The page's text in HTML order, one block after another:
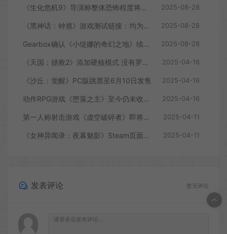
《生化危机9》导演称整体恐怖程度将进一步提升 2025-08-28
《黑神话：钟馗》游戏测试链接：均为骗子 2025-08-28
Gearbox确认《小缇娜的奇幻之地》续作正在开发中 2025-08-28
《天国：拯救2》添加硬核模式 没有罗盘和快速旅行 2025-04-16
《沙丘：觉醒》PC版跳票至6月10日发售 2025-04-16
动作RPG游戏《堕落之主》至今仍未收回成本 2025-04-16
第一人称射击游戏《虚空破碎者》即将多平台上线 2025-04-11
《女神异闻录：夜幕魅影》Steam页面上线 2025-04-11
发表评论 暂无评论